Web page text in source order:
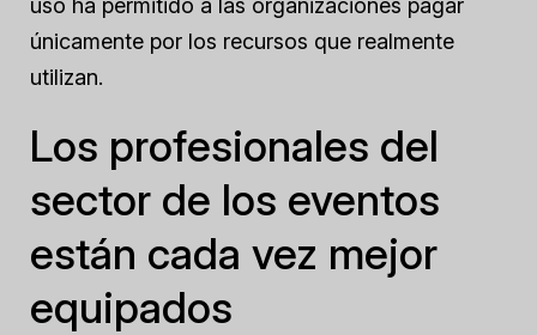
uso ha permitido a las organizaciones pagar
únicamente por los recursos que realmente
utilizan.
Los profesionales del
sector de los eventos
están cada vez mejor
equipados